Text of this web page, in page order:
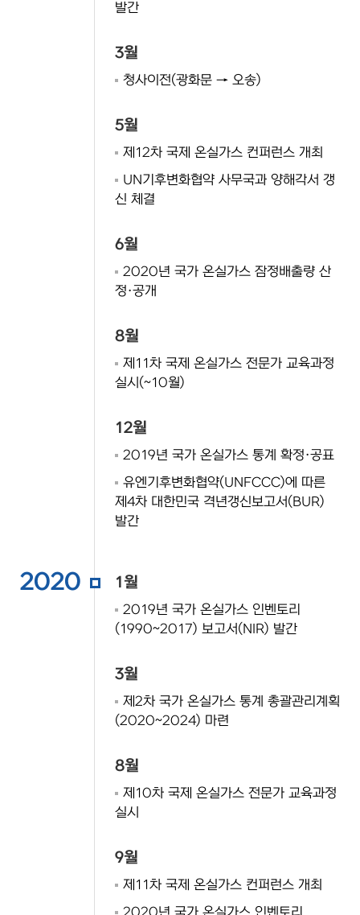
발간
3월
청사이전(광화문 → 오송)
5월
제12차 국제 온실가스 컨퍼런스 개최
UN기후변화협약 사무국과 양해각서 갱
신 체결
6월
2020년 국가 온실가스 잠정배출량 산
정·공개
8월
제11차 국제 온실가스 전문가 교육과정
실시(~10월)
12월
2019년 국가 온실가스 통계 확정·공표
유엔기후변화협약(UNFCCC)에 따른
제4차 대한민국 격년갱신보고서(BUR)
발간
2020 1월
2019년 국가 온실가스 인벤토리
(1990~2017) 보고서(NIR) 발간
3월
제2차 국가 온실가스 통계 총괄관리계획
(2020~2024) 마련
8월
제10차 국제 온실가스 전문가 교육과정
실시
9월
제11차 국제 온실가스 컨퍼런스 개최